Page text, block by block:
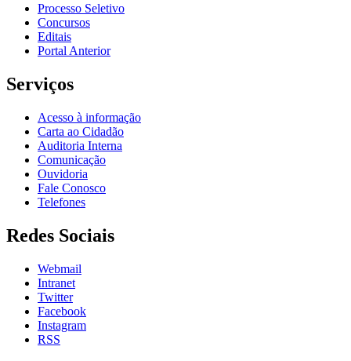
Processo Seletivo
Concursos
Editais
Portal Anterior
Serviços
Acesso à informação
Carta ao Cidadão
Auditoria Interna
Comunicação
Ouvidoria
Fale Conosco
Telefones
Redes Sociais
Webmail
Intranet
Twitter
Facebook
Instagram
RSS